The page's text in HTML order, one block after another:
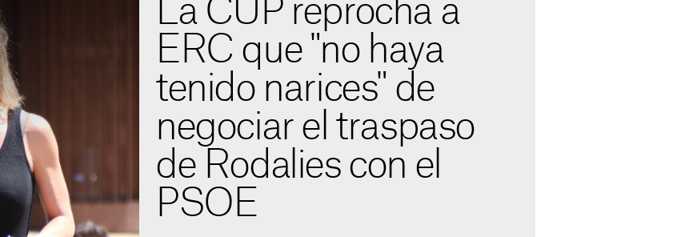
La CUP reprocha a
ERC que "no haya
tenido narices" de
negociar el traspaso
de Rodalies con el
PSOE